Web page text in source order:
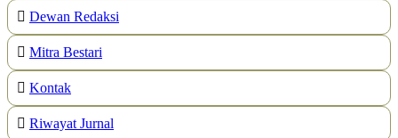
Dewan Redaksi
Mitra Bestari
Kontak
Riwayat Jurnal